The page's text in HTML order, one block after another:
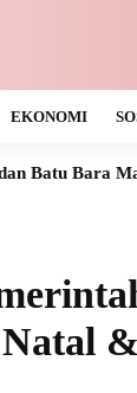
EKONOMI
Ikut